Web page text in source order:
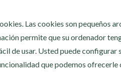
Las cookies son pequeños
permite que su ordenador
de usar. Usted puede configurar
que podemos ofrecerle